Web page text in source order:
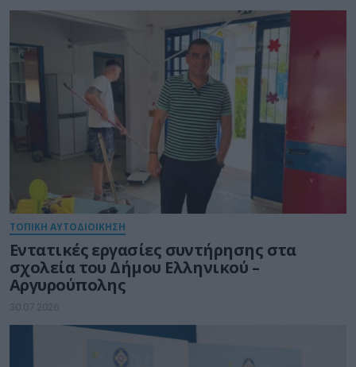
ΤΟΠΙΚΗ ΑΥΤΟΔΙΟΙΚΗΣΗ
Εντατικές εργασίες συντήρησης στα
σχολεία του Δήμου Ελληνικού –
Αργυρούπολης
30.07.2026